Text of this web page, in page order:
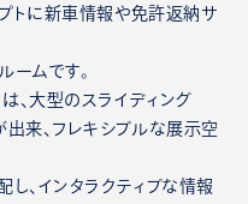
トに新⾞情報や免許返納サ
ームです。
、⼤型のスライディング
来、フレキシブルな展⽰空
、インタラクティブな情報